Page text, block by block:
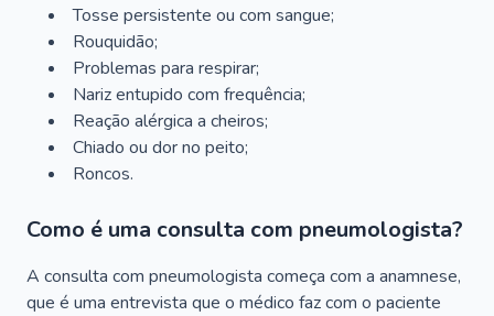
Tosse persistente ou com sangue;
Rouquidão;
Problemas para respirar;
Nariz entupido com frequência;
Reação alérgica a cheiros;
Chiado ou dor no peito;
Roncos.
Como é uma consulta com pneumologista?
A consulta com pneumologista começa com a anamnese,
que é uma entrevista que o médico faz com o paciente